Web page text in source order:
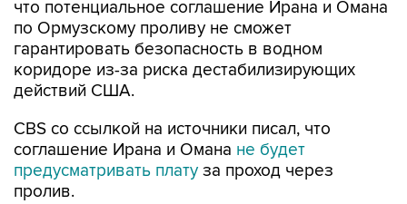
что потенциальное соглашение Ирана и Омана
по Ормузскому проливу не сможет
гарантировать безопасность в водном
коридоре из-за риска дестабилизирующих
действий США.
CBS со ссылкой на источники писал, что
соглашение Ирана и Омана не будет
предусматривать плату за проход через
пролив.